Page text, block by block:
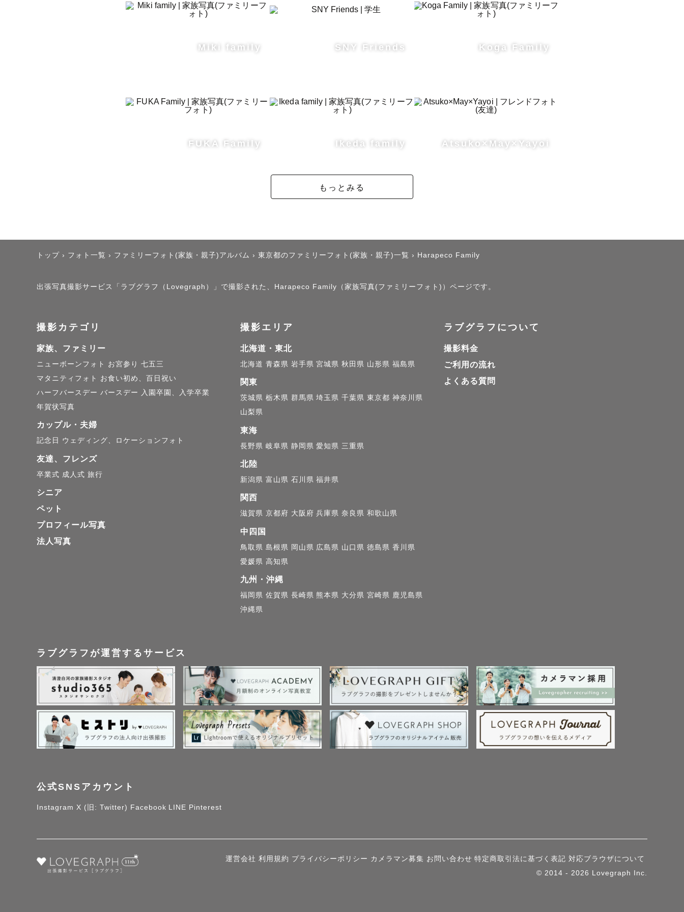
Miki family SNY Friends Koga Family
FUKA Family Ikeda family Atsuko×May×Yayoi
もっとみる
トップ › フォト一覧 › ファミリーフォト(家族・親子)アルバム › 東京都のファミリーフォト(家族・親子)一覧 › Harapeco Family
出張写真撮影サービス「ラブグラフ（Lovegraph）」で撮影された、Harapeco Family（家族写真(ファミリーフォト)）ページです。
撮影カテゴリ
家族、ファミリー
ニューボーンフォト お宮参り 七五三
マタニティフォト
お食い初め、百日祝い
ハーフバースデー バースデー
入園卒園、入学卒業
年賀状写真
カップル・夫婦
記念日 ウェディング、ロケーションフォト
友達、フレンズ
卒業式 成人式 旅行
シニア
ペット
プロフィール写真
法人写真
撮影エリア
北海道・東北
北海道 青森県 岩手県 宮城県 秋田県 山形県 福島県
関東
茨城県 栃木県 群馬県 埼玉県 千葉県 東京都 神奈川県
山梨県
東海
長野県 岐阜県 静岡県 愛知県 三重県
北陸
新潟県 富山県 石川県 福井県
関西
滋賀県 京都府 大阪府 兵庫県 奈良県 和歌山県
中四国
鳥取県 島根県 岡山県 広島県 山口県 徳島県 香川県
愛媛県 高知県
九州・沖縄
福岡県 佐賀県 長崎県 熊本県 大分県 宮崎県 鹿児島県
沖縄県
ラブグラフについて
撮影料金
ご利用の流れ
よくある質問
ラブグラフが運営するサービス
公式SNSアカウント
Instagram X (旧: Twitter) Facebook LINE Pinterest
運営会社 利用規約 プライバシーポリシー カメラマン募集 お問い合わせ 特定商取引法に基づく表記 対応ブラウザについて
© 2014 - 2026 Lovegraph Inc.